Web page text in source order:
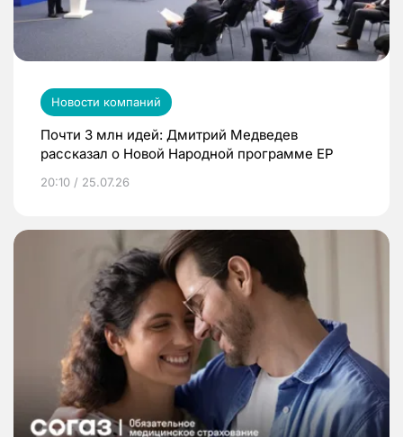
Новости компаний
Почти 3 млн идей: Дмитрий Медведев
рассказал о Новой Народной программе ЕР
20:10 / 25.07.26